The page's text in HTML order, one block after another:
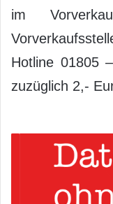
im
Hotline 01805
zuzüglich 2,-